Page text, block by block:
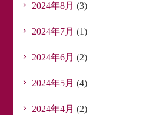
2024年8月 (3)
2024年7月 (1)
2024年6月 (2)
2024年5月 (4)
2024年4月 (2)